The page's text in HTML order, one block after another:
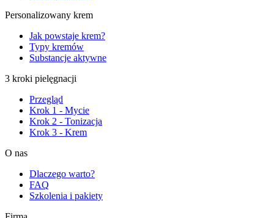
Personalizowany krem
Jak powstaje krem?
Typy kremów
Substancje aktywne
3 kroki pielęgnacji
Przegląd
Krok 1 - Mycie
Krok 2 - Tonizacja
Krok 3 - Krem
O nas
Dlaczego warto?
FAQ
Szkolenia i pakiety